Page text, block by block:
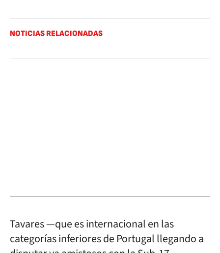
NOTICIAS RELACIONADAS
Tavares —que es internacional en las
categorías inferiores de Portugal llegando a